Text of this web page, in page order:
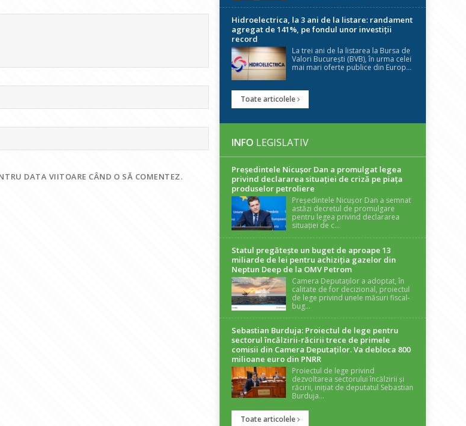
DATA VIITOARE CÂND O SĂ COMENTEZ.
Hidroelectrica, la 3 ani de la listare: randament
agregat de 141%, pe fondul unor investiții
record
La trei ani de la listarea la Bursa de
Valori București (BVB), în urma celei
mai mari oferte publice din Europ...
Toate articolele
INFO LEGISLATIV
Președintele Nicuşor Dan a promulgat legea
privind declararea situaţiei de criză pe piaţa
produselor petroliere
Președintele Nicușor Dan a semnat
astăzi decretul de promulgare
pentru legea privind declararea
situației de c...
Statul pregătește un buget de aproape 13
miliarde de lei pentru achiziția gazelor din
Neptun Deep de la OMV Petrom
Camera Deputaților a adoptat, în
calitate de for decizional, proiectul
de lege privind unele măsuri fiscal-
bug...
Sebastian Burduja: Proiectul de lege pentru
sectorul încălzirii-răcirii trece de primele
comisii din Camera Deputaților. Va debloca 800
milioane euro din PNRR
Proiectul de lege privind
dezvoltarea sectorului încălzirii și
răcirii, inițiat de deputatul Sebastian
Burduja...
Toate articolele